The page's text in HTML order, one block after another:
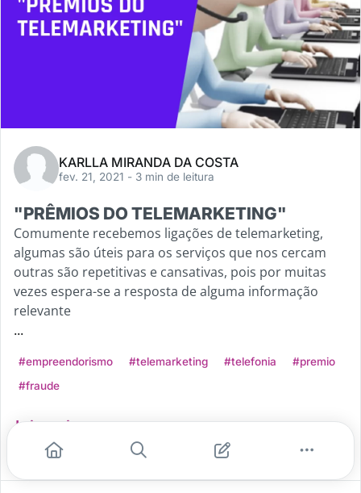
KARLLA MIRANDA DA COSTA
fev. 21, 2021 - 3 min de leitura
"PRÊMIOS DO TELEMARKETING"
Comumente recebemos ligações de telemarketing,
algumas são úteis para os serviços que nos cercam
outras são repetitivas e cansativas, pois por muitas
vezes espera-se a resposta de alguma informação
relevante
...
#empreendorismo #telemarketing #telefonia
#premio
#fraude
Leia mais